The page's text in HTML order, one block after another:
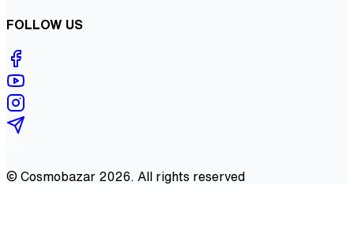
FOLLOW US
© Cosmobazar 2026. All rights reserved